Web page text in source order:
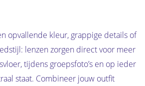
opvallende kleur, grappige details of
lenzen zorgen direct voor meer
tijdens groepsfoto’s en op ieder
staat. Combineer jouw outfit